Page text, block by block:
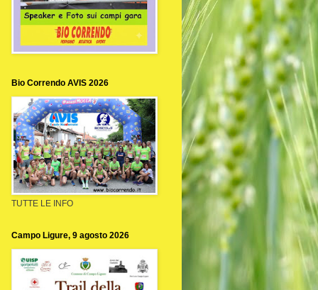
Bio Correndo AVIS 2026
TUTTE LE INFO
Campo Ligure, 9 agosto 2026